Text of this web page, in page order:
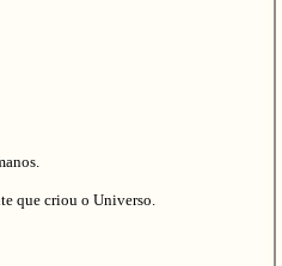
que criou o Universo.